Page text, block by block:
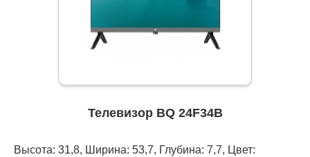
Телевизор BQ 24F34B
Высота: 31,8, Ширина: 53,7, Глубина: 7,7, Цвет: